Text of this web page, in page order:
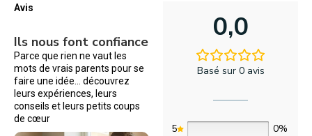
Avis
Ils nous font confiance
Parce que rien ne vaut les
mots de vrais parents pour se
faire une idée… découvrez
leurs expériences, leurs
conseils et leurs petits coups
de cœur
0,0
Basé sur 0 avis
5
0%